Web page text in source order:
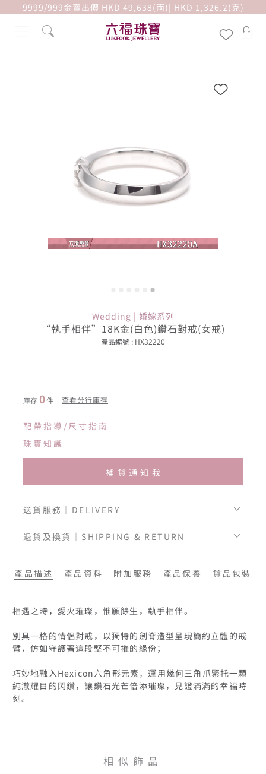
9999/999金賣出價 HKD 49,638(両)| HKD 1,326.2(克)
Wedding | 婚嫁系列
“執手相伴”18K金(白色)鑽石對戒(女戒)
產品編號 : HX32220
庫存 0件 查看分行庫存
配帶指導/尺寸指南
珠寶知識
補貨通知我
送貨服務｜DELIVERY
退貨及換貨｜SHIPPING & RETURN
產品描述 產品資料 附加服務 產品保養 貨品包裝
相遇之時，愛火璀璨，惟願餘生，執手相伴。
別具一格的情侶對戒，以獨特的劍脊造型呈現簡約立體的戒
臂，仿如守護著這段堅不可摧的緣份；
巧妙地融入Hexicon六角形元素，運用幾何三角爪緊托一顆
純澈耀目的閃鑽，讓鑽石光芒倍添璀璨，見證滿滿的幸福時
刻。
相似飾品